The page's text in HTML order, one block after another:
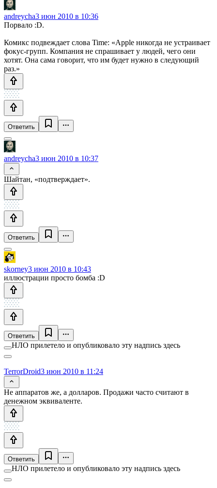
andreycha3 июн 2010 в 10:36
Порвало :D.
Комикс подвеждает слова Time: «Apple никогда не устраивает
фокус-групп. Компания не спрашивает у людей, чего они
хотят. Она сама говорит, что им будет нужно в следующий
раз.»
Ответить
andreycha3 июн 2010 в 10:37
Шайтан, «подтверждает».
Ответить
skorney3 июн 2010 в 10:43
иллюстрации просто бомба :D
Ответить
НЛО прилетело и опубликовало эту надпись здесь
TerrorDroid3 июн 2010 в 11:24
Не аппаратов же, а долларов. Продажи часто считают в
денежном эквиваленте.
Ответить
НЛО прилетело и опубликовало эту надпись здесь